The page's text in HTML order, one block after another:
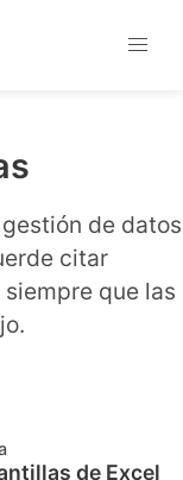
de datos
citar
que las
de Excel